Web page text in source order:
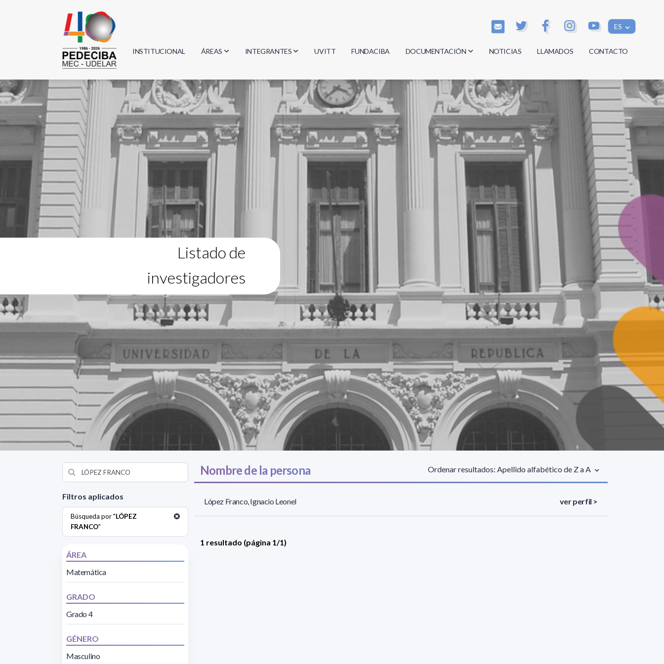
ES
INSTITUCIONAL ÁREAS
Biología
Física
Geociencias
Informática
Matemática
INTEGRANTES
Investigadores
Estudiantes
Egresados
UVITT FUNDACIBA DOCUMENTACIÓN
Actas
Reglamentos
Documentos
NOTICIAS LLAMADOS CONTACTO
Listado de
investigadores
Filtros aplicados
Búsqueda por "LÓPEZ
FRANCO"
ÁREA
Matemática
GRADO
Grado 4
GÉNERO
Masculino
Nombre de la persona Ordenar resultados: Apellido alfabético de Z a A
López Franco, Ignacio Leonel ver perfil >
1 resultado (página 1/1)